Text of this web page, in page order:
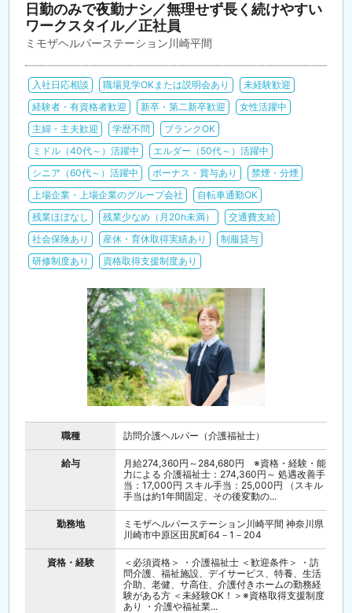
日勤のみで夜勤ナシ／無理せず長く続けやすい
ワークスタイル／正社員
ミモザヘルパーステーション川崎平間
入社日応相談 職場見学OKまたは説明会あり
未経験歓迎
経験者・有資格者歓迎
新卒・第二新卒歓迎
女性活躍中
主婦・主夫歓迎
学歴不問
ブランクOK
ミドル（40代～）活躍中
エルダー（50代～）活躍中
シニア（60代～）活躍中
ボーナス・賞与あり
禁煙・分煙
上場企業・上場企業のグループ会社
自転車通勤OK
残業ほぼなし
残業少なめ（月20h未満）
交通費支給
社会保険あり
産休・育休取得実績あり
制服貸与
研修制度あり
資格取得支援制度あり
職種 訪問介護ヘルパー（介護福祉士）
給与
月給274,360円～284,680円 ※資格・経験・能
力による 介護福祉士：274,360円～ 処遇改善手
当：17,000円 スキル手当：25,000円 （スキル
手当は約1年間固定、その後変動の...
勤務地
ミモザヘルパーステーション川崎平間 神奈川県
川崎市中原区田尻町64－1－204
資格・経験
＜必須資格＞ ・介護福祉士 ＜歓迎条件＞ ・訪
問介護、福祉施設、デイサービス、特養、生活
介助、老健、サ高住、介護付きホームの勤務経
験がある方 ＜未経験OK！＞※資格取得支援制度
あり ・介護や福祉業...